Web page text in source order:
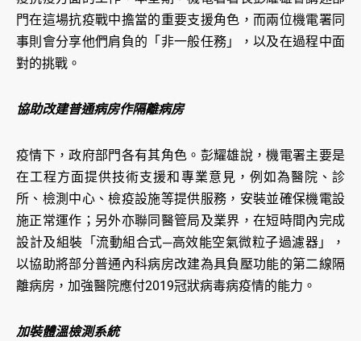
門在這場抗疫戰中擔當的重要支援角色，而兩位機電署同
事則會分享他們肩負的「非一般任務」，以及在過程中面
對的挑戰。
協助改建普通病房作隔離病房
疫情下，政府部門各有其角色。彭耀雄說，機電署主要是
在工程方面提供技術支援和專業意見，例如為醫院、診
所、檢測中心、檢疫設施等提供服務，安裝並確保機電設
施正常運作；另外亦聯同醫管局及業界，在短時間內完成
設計及組裝「流動組合式─高效能空氣微粒子過濾器」，
以協助將部分普通內科病房改建為具負壓功能的第二線隔
離病房，加強醫院應付2019冠狀病毒病疫情的能力。
加裝體溫檢測系統